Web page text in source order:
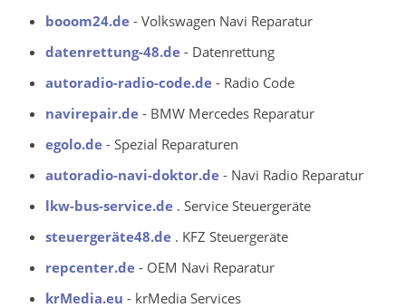
booom24.de - Volkswagen Navi Reparatur
datenrettung-48.de - Datenrettung
autoradio-radio-code.de - Radio Code
navirepair.de - BMW Mercedes Reparatur
egolo.de - Spezial Reparaturen
autoradio-navi-doktor.de - Navi Radio Reparatur
lkw-bus-service.de . Service Steuergeräte
steuergeräte48.de . KFZ Steuergeräte
repcenter.de - OEM Navi Reparatur
krMedia.eu - krMedia Services